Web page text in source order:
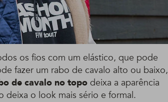
os fios com um elástico, que pode
fazer um rabo de cavalo alto ou baixo,
de cavalo no topodeixa a aparência
deixa o look mais sério e formal.